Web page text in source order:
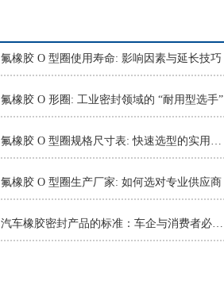
氟橡胶 O 型圈使用寿命: 影响因素与延长技巧
氟橡胶 O 形圈: 工业密封领域的 “耐用型选手”
氟橡胶 O 型圈规格尺寸表: 快速选型的实用工具
氟橡胶 O 型圈生产厂家: 如何选对专业供应商
汽车橡胶密封产品的标准：车企与消费者必知的质量准则